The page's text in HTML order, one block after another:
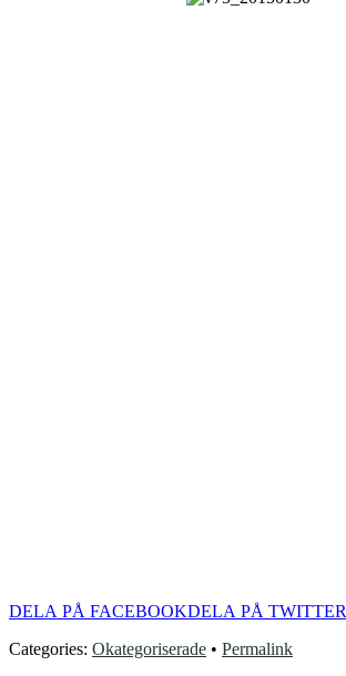
DELA PÅ FACEBOOKDELA PÅ TWITTER
Categories: Okategoriserade • Permalink